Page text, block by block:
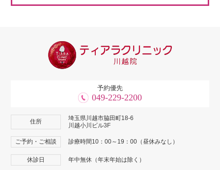
予約優先
049-229-2200
住所
埼玉県川越市脇田町18-6
川越小川ビル3F
ご予約・ご相談 診療時間10：00～19：00（昼休みなし）
休診日 年中無休（年末年始は除く）